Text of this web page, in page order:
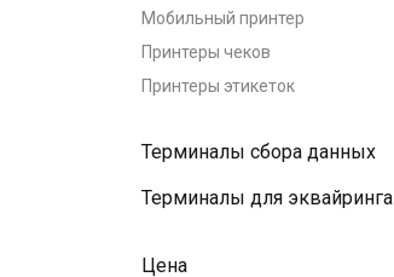
Мобильный принтер
Принтеры чеков
Принтеры этикеток
Терминалы сбора данных
Терминалы для эквайринга
Цена